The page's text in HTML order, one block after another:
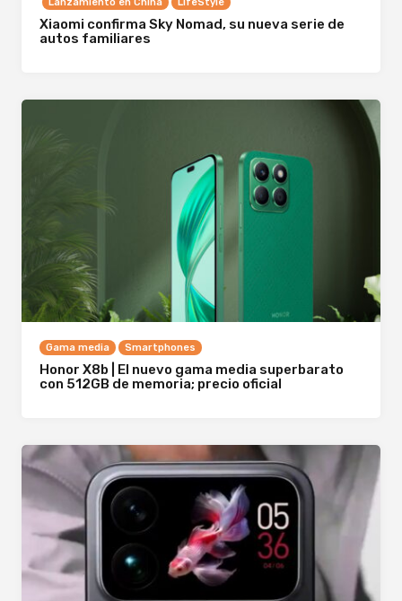
Xiaomi confirma Sky Nomad, su nueva serie de
autos familiares
Gama media Smartphones
Honor X8b | El nuevo gama media superbarato
con 512GB de memoria; precio oficial